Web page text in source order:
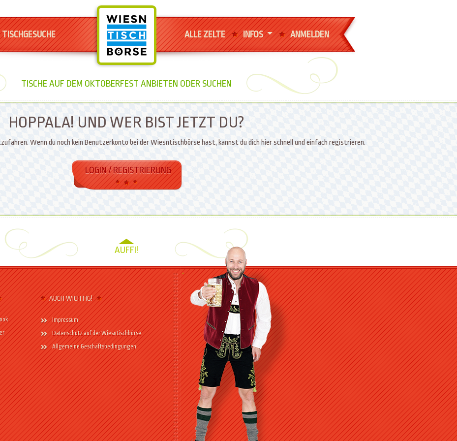
TISCHGESUCHE ALLE ZELTE INFOS ANMELDEN
TISCHE AUF DEM OKTOBERFEST ANBIETEN ODER SUCHEN
HOPPALA! UND WER BIST JETZT DU?
Wenn du noch kein Benutzerkonto bei der Wiesntischbörse hast, kannst du dich hier schnell und einfach registrieren.
LOGIN / REGISTRIERUNG
AUFFI!
AUCH WICHTIG!
Impressum
Datenschutz auf der Wiesntischbörse
Allgemeine Geschäftsbedingungen